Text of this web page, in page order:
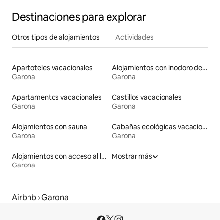
Destinaciones para explorar
Otros tipos de alojamientos Actividades
Apartoteles vacacionales
Garona
Alojamientos con inodoro de altura accesible
Garona
Apartamentos vacacionales
Garona
Castillos vacacionales
Garona
Alojamientos con sauna
Garona
Cabañas ecológicas vacacionales
Garona
Alojamientos con acceso al lago
Garona
Mostrar más
Airbnb Garona